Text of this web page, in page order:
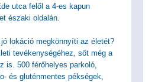
utca felől a 4-es kapun
északi oldalán.
lokáció megkönnyíti az életét?
tevékenységéhez, sőt még a
is. 500 férőhelyes parkoló,
és gluténmentes pékségek,